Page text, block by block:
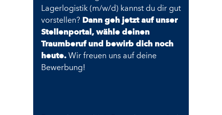
Lagerlogistik (m/w/d) kannst du dir gut
vorstellen? Dann geh jetzt auf unser
Stellenportal, wähle deinen
Traumberuf und bewirb dich noch
heute. Wir freuen uns auf deine
Bewerbung!